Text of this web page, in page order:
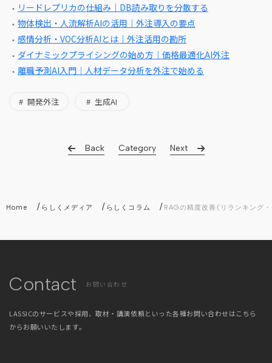
リードレプリカの仕組み｜DB読み取りを分散する
物体検出・人流解析AIの活用｜外注導入の要点
感情分析・VOC分析AIとは｜外注活用の勘所
ダイナミックプライシングの始め方｜価格最適化AI外注
離職予測AI入門｜人材データ分析を外注で始める
開発外注 生成AI
Back Category Next
Home / らしくメディア / らしくコラム / RAGの精度改善(リランキング
Contact お問い合わせ
LASSICのサービスや採用、取材・講演依頼といった各種お問い合わせはこちら
からお願いいたします。